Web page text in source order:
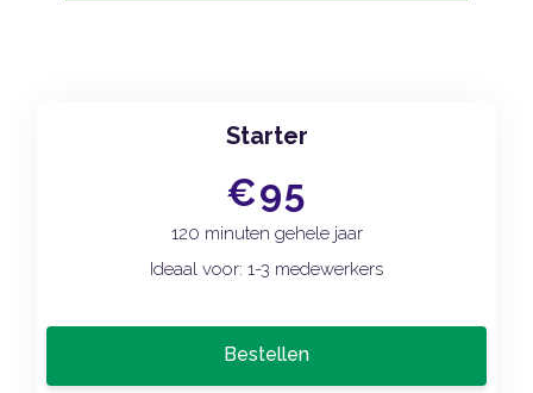
Starter
€95
120 minuten gehele jaar
Ideaal voor: 1-3 medewerkers
Bestellen